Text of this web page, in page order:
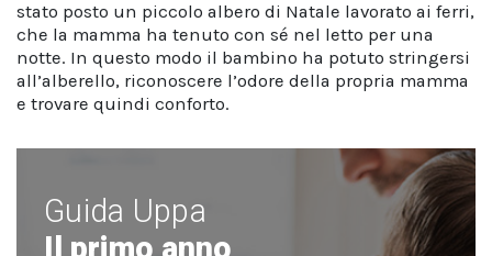
stato posto un piccolo albero di Natale lavorato ai ferri,
che la mamma ha tenuto con sé nel letto per una
notte. In questo modo il bambino ha potuto stringersi
all’alberello, riconoscere l’odore della propria mamma
e trovare quindi conforto.
Guida Uppa
Il primo anno